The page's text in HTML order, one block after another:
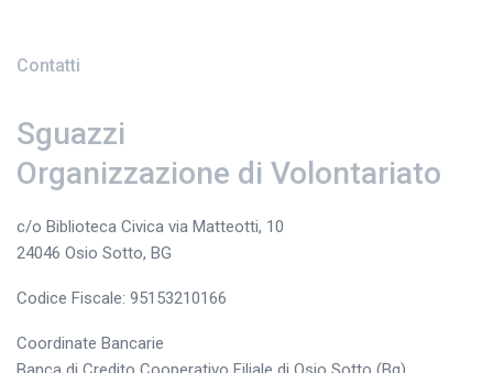
Contatti
Sguazzi
Organizzazione di Volontariato
c/o Biblioteca Civica via Matteotti, 10
24046 Osio Sotto, BG
Codice Fiscale: 95153210166
Coordinate Bancarie